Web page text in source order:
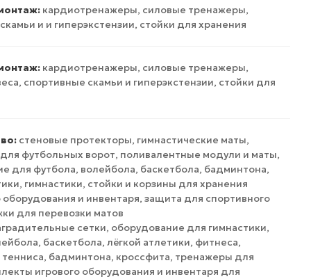
кардиотренажеры, силовые тренажеры,
и и гиперэкстензии, стойки для хранения
кардиотренажеры, силовые тренажеры,
спортивные скамьи и гиперэкстензии, стойки для
стеновые протекторы, гимнастические маты,
футбольных ворот, поливалентные модули и маты,
для футбола, волейбола, баскетбола, бадминтона,
гимнастики, стойки и корзины для хранения
оборудования и инвентаря, защита для спортивного
для перевозки матов
сетки, оборудование для гимнастики,
баскетбола, лёгкой атлетики, фитнеса,
тенниса, бадминтона, кроссфита, тренажеры для
игрового оборудования и инвентаря для